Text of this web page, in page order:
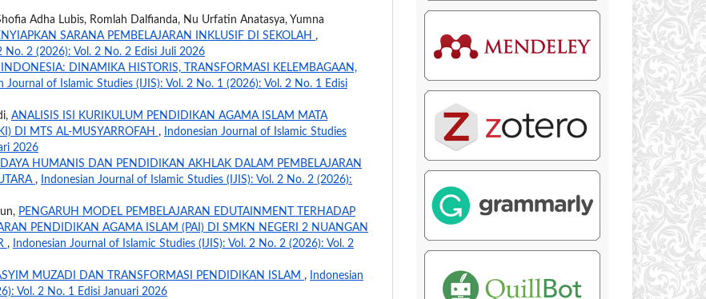
Adha Lubis, Romlah Dalfianda, Nu Urfatin Anatasya, Yumna
SARANA PEMBELAJARAN INKLUSIF DI SEKOLAH ,
No. 2 (2026): Vol. 2 No. 2 Edisi Juli 2026
DINAMIKA HISTORIS, TRANSFORMASI KELEMBAGAAN,
Journal of Islamic Studies (IJIS): Vol. 2 No. 1 (2026): Vol. 2 No. 1 Edisi
ANALISIS ISI KURIKULUM PENDIDIKAN AGAMA ISLAM MATA
DI MTS AL-MUSYARROFAH ,
Indonesian Journal of Islamic Studies
2026
HUMANIS DAN PENDIDIKAN AKHLAK DALAM PEMBELAJARAN
,
Indonesian Journal of Islamic Studies (IJIS): Vol. 2 No. 2 (2026):
PENGARUH MODEL PEMBELAJARAN EDUTAINMENT TERHADAP
PENDIDIKAN AGAMA ISLAM (PAI) DI SMKN NEGERI 2 NUANGAN
,
Indonesian Journal of Islamic Studies (IJIS): Vol. 2 No. 2 (2026): Vol. 2
MUZADI DAN TRANSFORMASI PENDIDIKAN ISLAM ,
Indonesian
Vol. 2 No. 1 Edisi Januari 2026